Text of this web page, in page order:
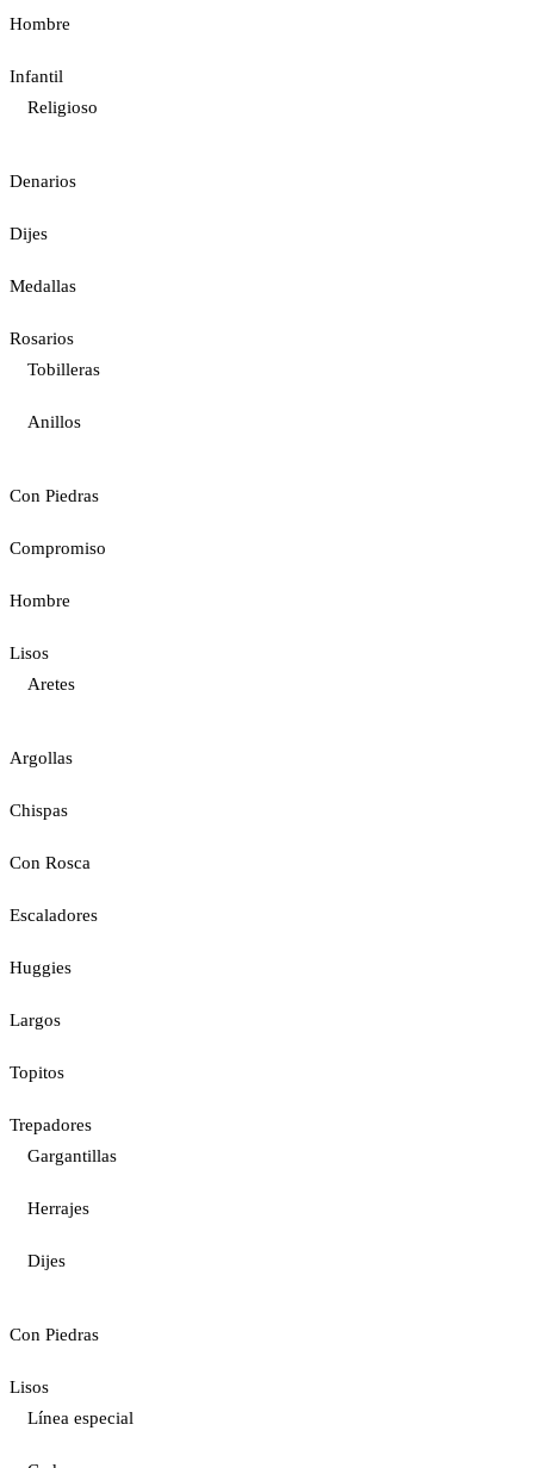
Hombre
Infantil
Religioso
Denarios
Dijes
Medallas
Rosarios
Tobilleras
Anillos
Con Piedras
Compromiso
Hombre
Lisos
Aretes
Argollas
Chispas
Con Rosca
Escaladores
Huggies
Largos
Topitos
Trepadores
Gargantillas
Herrajes
Dijes
Con Piedras
Lisos
Línea especial